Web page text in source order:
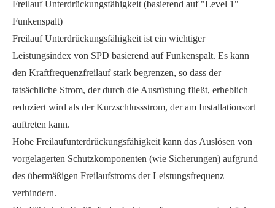
Freilauf Unterdrückungsfähigkeit (basierend auf "Level 1"
Funkenspalt)
Freilauf Unterdrückungsfähigkeit ist ein wichtiger
Leistungsindex von SPD basierend auf Funkenspalt. Es kann
den Kraftfrequenzfreilauf stark begrenzen, so dass der
tatsächliche Strom, der durch die Ausrüstung fließt, erheblich
reduziert wird als der Kurzschlussstrom, der am Installationsort
auftreten kann.
Hohe Freilaufunterdrückungsfähigkeit kann das Auslösen von
vorgelagerten Schutzkomponenten (wie Sicherungen) aufgrund
des übermäßigen Freilaufstroms der Leistungsfrequenz
verhindern.